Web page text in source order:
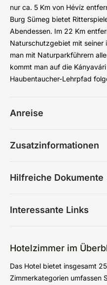
nur ca. 5 Km von Hévíz
Burg Sümeg bietet
Abendessen. Im 22 Km
Naturschutzgebiet mit seiner
man mit Naturparkführern
kommt man auf die
Haubentaucher-Lehrpfad
Anreise
Zusatzinformationen
Hilfreiche Dokumente
Interessante Links
Hotelzimmer im
Das Hotel bietet insgesamt
Zimmerkategorien umfassen